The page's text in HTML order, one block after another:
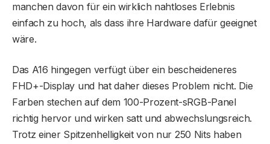
manchen davon für ein wirklich nahtloses Erlebnis
einfach zu hoch, als dass ihre Hardware dafür geeignet
wäre.
Das A16 hingegen verfügt über ein bescheideneres
FHD+-Display und hat daher dieses Problem nicht. Die
Farben stechen auf dem 100-Prozent-sRGB-Panel
richtig hervor und wirken satt und abwechslungsreich.
Trotz einer Spitzenhelligkeit von nur 250 Nits haben